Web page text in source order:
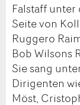
Falstaff
Seite von
Ruggero
Bob Wilsons
Sie sang
Dirigenten
Möst,